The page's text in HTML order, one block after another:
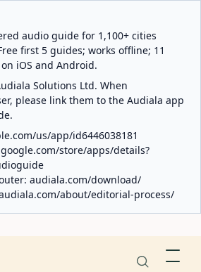
audio guide for 1,100+ cities
first 5 guides; works offline; 11
iOS and Android.
Solutions Ltd. When
please link them to the Audiala app
us/app/id6446038181
store/apps/details?
audiala.com/download/
about/editorial-process/